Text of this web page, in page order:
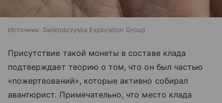
Источник: Swietokrzyska Exploration Group
Присутствие такой монеты в составе клада
подтверждает теорию о том, что он был частью
«пожертвований», которые активно собирал
авантюрист. Примечательно, что место клада